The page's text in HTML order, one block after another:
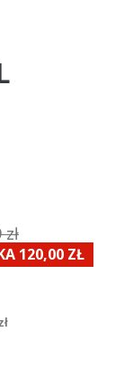
120,00 ZŁ